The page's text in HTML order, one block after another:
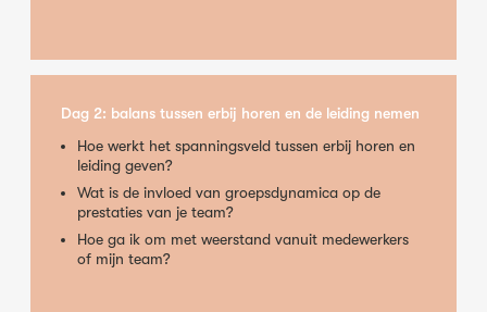
Dag 2: balans tussen erbij horen en de leiding nemen
Hoe werkt het spanningsveld tussen erbij horen en
leiding geven?
Wat is de invloed van groepsdynamica op de
prestaties van je team?
Hoe ga ik om met weerstand vanuit medewerkers
of mijn team?